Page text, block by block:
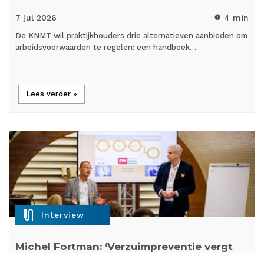
7 jul 2026 timer 4 min
De KNMT wil praktijkhouders drie alternatieven aanbieden om
arbeidsvoorwaarden te regelen: een handboek…
Lees verder »
mic_external_on Interview
Michel Fortman: ‘Verzuimpreventie vergt